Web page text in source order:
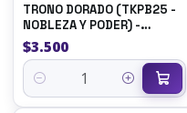
TRONO DORADO (TKPB25 -
NOBLEZA Y PODER) -
SINGLES MITOS Y
LEYENDAS
$3.500
Quantity